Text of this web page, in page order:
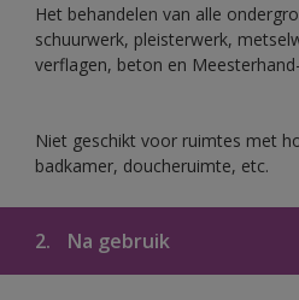
Het behandelen van alle
schuurwerk, pleisterwerk,
verflagen, beton en
Niet geschikt voor ruimtes met
badkamer, doucheruimte, etc.
2. Na gebruik